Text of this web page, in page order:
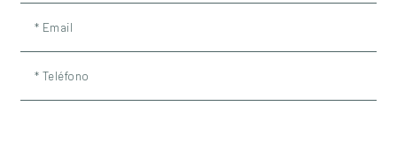
* Email
* Teléfono